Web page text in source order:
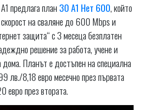
предлага план30 A1 Нет 600, който
на сваляне до 600 Mbps и
защита“ с 3 месеца безплатен
решение за работа, учене и
дома. Планът е достъпен на специална
лв./8,18 евро месечно през първата
евро през втората.